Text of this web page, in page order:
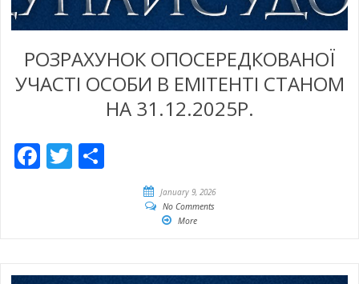
РОЗРАХУНОК ОПОСЕРЕДКОВАНОЇ
УЧАСТІ ОСОБИ В ЕМІТЕНТІ СТАНОМ
НА 31.12.2025Р.
Facebook
Twitter
January 9, 2026
No Comments
More